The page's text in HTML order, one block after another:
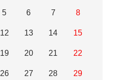
5 6 7 8
12 13 14 15
19 20 21 22
26 27 28 29